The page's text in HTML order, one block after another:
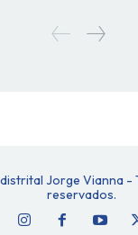
Jorge Vianna -
reservados.